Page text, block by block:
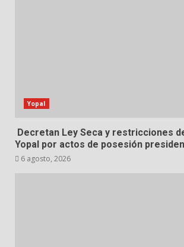
Yopal
Decretan Ley Seca y restricciones
Yopal por actos de posesión
6 agosto, 2026